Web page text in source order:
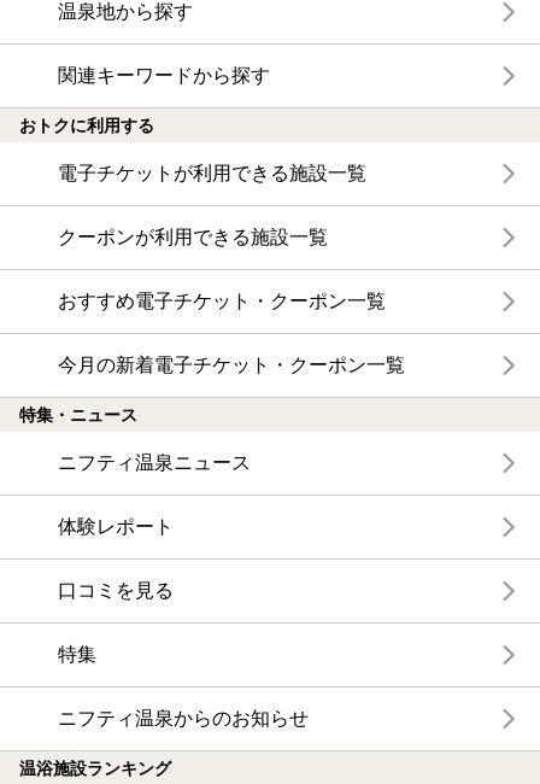
温泉地から探す
関連キーワードから探す
おトクに利用する
電子チケットが利用できる施設一覧
クーポンが利用できる施設一覧
おすすめ電子チケット・クーポン一覧
今月の新着電子チケット・クーポン一覧
特集・ニュース
ニフティ温泉ニュース
体験レポート
口コミを見る
特集
ニフティ温泉からのお知らせ
温浴施設ランキング